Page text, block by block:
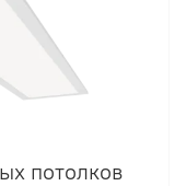
потолков